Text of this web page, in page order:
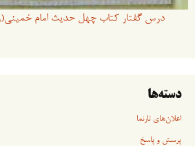
درس گفتار کتاب چهل حدیث امام
دسته‌ها
اعلان‌های تارنما
پرسش و پاسخ